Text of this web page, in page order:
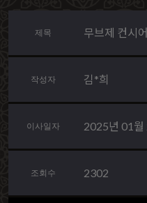
제목 무브제 컨시
작성자 김*희
이사일자 2025년 01월
조회수 2302